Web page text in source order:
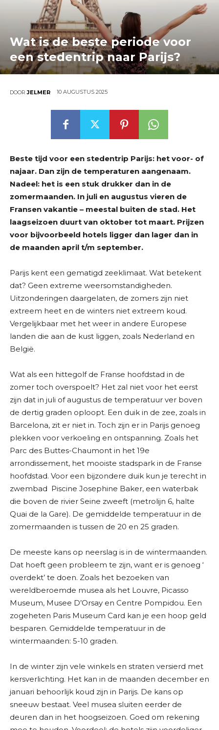
Wat is de beste periode voor
een stedentrip naar Parijs?
DOOR JELMER 10 AUGUSTUS 2025
Beste tijd voor een stedentrip Parijs: het voor- of
najaar. Dan zijn de temperaturen aangenaam.
Nadeel: het is een stuk drukker dan in de
zomermaanden. In juli en augustus vieren de
Fransen vakantie – meestal buiten de stad. Het
laagseizoen duurt van oktober tot maart. Prijzen
voor bijvoorbeeld hotels ligger dan lager dan in
de maanden april t/m september.
Parijs kent een gematigd zeeklimaat. Wat betekent
dat? Geen extreme weersomstandigheden.
Uitzonderingen daargelaten, de zomers zijn niet
extreem heet en de winters niet extreem koud.
Vergelijkbaar met het weer in andere Europese
landen die aan de kust liggen, zoals Nederland en
België.
Wat als een hittegolf de Franse hoofdstad in de
zomer toch overspoelt? Het zal niet voor het eerst
zijn dat in juli of augustus de temperatuur ver boven
de dertig graden oploopt. Een duik in de zee, zoals in
Barcelona, zit er niet in. Toch zijn er in Parijs genoeg
plekken voor verkoeling en ontspanning. Zoals het
Parc des Buttes-Chaumont in het 19e
arrondissement, het mooiste stadspark in de Franse
hoofdstad. Voor een bijzondere duik kun je terecht in
zwembad Piscine Josephine Baker, een waterbak
die boven de rivier Seine zweeft (metrolijn 6, halte
Quai de la Gare). De gemiddelde temperatuur in de
zomermaanden is tussen de 20 en 25 graden.
De meeste kans op neerslag is in de wintermaanden.
Dat hoeft geen probleem te zijn, want er is genoeg ‘
overdekt’ te doen. Zoals het bezoeken van
wereldberoemde musea als het Louvre, Picasso
Museum, Musee D’Orsay en Centre Pompidou. Een
zogeheten Paris Museum Card kan je een hoop geld
besparen. Gemiddelde temperatuur in de
wintermaanden: 5-10 graden.
In de winter zijn vele winkels en straten versierd met
kersverlichting. Het kan in de maanden december en
januari behoorlijk koud zijn in Parijs. De kans op
sneeuw bestaat. Veel musea sluiten eerder de
deuren dan in het hoogseizoen. Goed om rekening